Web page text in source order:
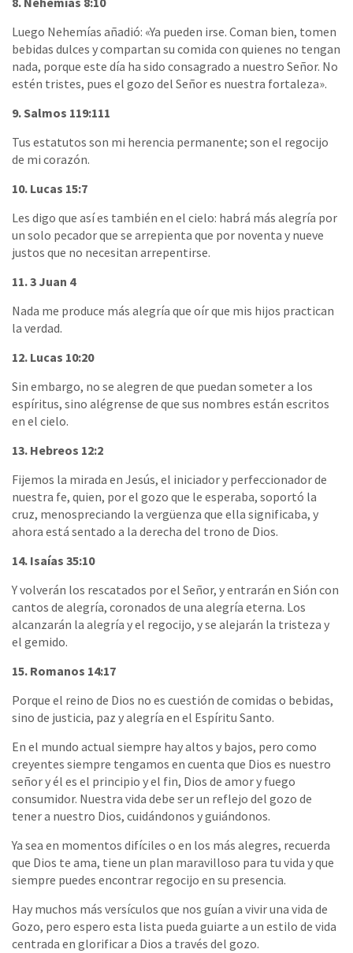
Luego Nehemías añadió: «Ya pueden irse. Coman bien, tomen
bebidas dulces y compartan su comida con quienes no tengan
nada, porque este día ha sido consagrado a nuestro Señor. No
estén tristes, pues el gozo del Señor es nuestra fortaleza».
9. Salmos 119:111
Tus estatutos son mi herencia permanente; son el regocijo
de mi corazón.
10. Lucas 15:7
Les digo que así es también en el cielo: habrá más alegría por
un solo pecador que se arrepienta que por noventa y nueve
justos que no necesitan arrepentirse.
11. 3 Juan 4
Nada me produce más alegría que oír que mis hijos practican
la verdad.
12. Lucas 10:20
Sin embargo, no se alegren de que puedan someter a los
espíritus, sino alégrense de que sus nombres están escritos
en el cielo.
13. Hebreos 12:2
Fijemos la mirada en Jesús, el iniciador y perfeccionador de
nuestra fe, quien, por el gozo que le esperaba, soportó la
cruz, menospreciando la vergüenza que ella significaba, y
ahora está sentado a la derecha del trono de Dios.
14. Isaías 35:10
Y volverán los rescatados por el Señor, y entrarán en Sión con
cantos de alegría, coronados de una alegría eterna. Los
alcanzarán la alegría y el regocijo, y se alejarán la tristeza y
el gemido.
15. Romanos 14:17
Porque el reino de Dios no es cuestión de comidas o bebidas,
sino de justicia, paz y alegría en el Espíritu Santo.
En el mundo actual siempre hay altos y bajos, pero como
creyentes siempre tengamos en cuenta que Dios es nuestro
señor y él es el principio y el fin, Dios de amor y fuego
consumidor. Nuestra vida debe ser un reflejo del gozo de
tener a nuestro Dios, cuidándonos y guiándonos.
Ya sea en momentos difíciles o en los más alegres, recuerda
que Dios te ama, tiene un plan maravilloso para tu vida y que
siempre puedes encontrar regocijo en su presencia.
Hay muchos más versículos que nos guían a vivir una vida de
Gozo, pero espero esta lista pueda guiarte a un estilo de vida
centrada en glorificar a Dios a través del gozo.